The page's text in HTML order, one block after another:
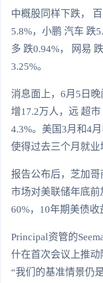
中概股同样下跌，
5.8%，小鹏 汽车 跌
多 跌0.94%， 网易
3.25%。
消息面上，6月5日
增17.2万人，远 超
4.3%。美国3月和4
使得过去三个月就业
报告公布后，芝加哥
市场对美联储年底
60%，10年期美债收
Principal资管的
什在首次会议上推动
“我们的基准情景仍